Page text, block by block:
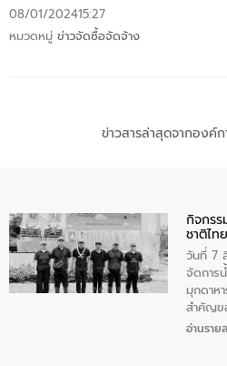
08/01/202415:27
หมวดหมู่ ข่าวจัดซื้อจัดจ้าง
ข่าวสารล่าสุดจากองค์ก
กิจกร
ชาติไทย
วันที่ 7
จัดการ
มุกดาห
สําคัญข
สมภพ ส
อ่านราย